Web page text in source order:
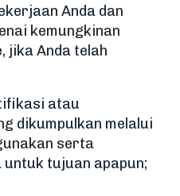
Anda dan
kemungkinan
jika Anda telah
atau
dikumpulkan melalui
serta
untuk tujuan apapun;